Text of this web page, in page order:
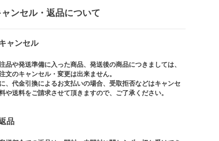
ャンセル・返品について​
ャンセル
品や発送準備に入った商品、発送後の商品につきましては、
文のキャンセル・変更は出来ません。​
、代金引換によるお支払いの場合、受取拒否などはキャンセ
や送料をご請求させて頂きますので、ご了承ください。​
品